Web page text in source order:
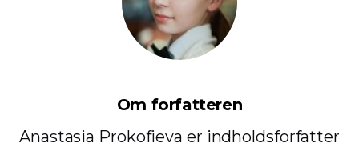
Om forfatteren
Anastasia Prokofieva er indholdsforfatter